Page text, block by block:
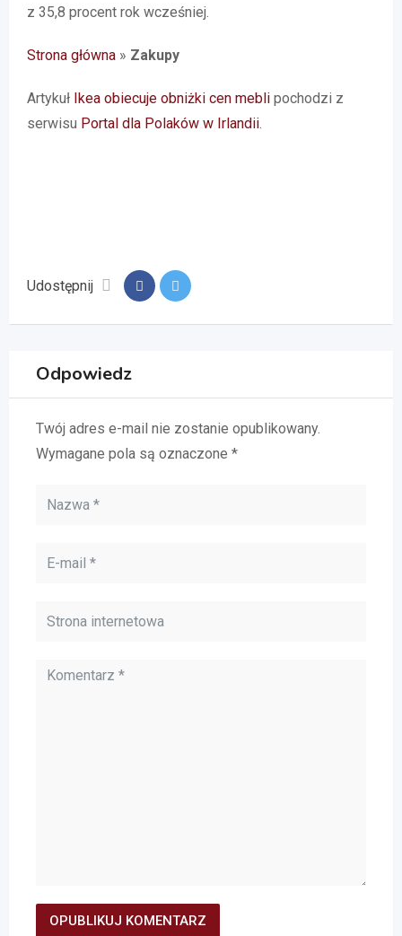
z 35,8 procent rok wcześniej.
Strona główna » Zakupy
Artykuł Ikea obiecuje obniżki cen mebli pochodzi z
serwisu Portal dla Polaków w Irlandii
Udostępnij
Odpowiedz
Twój adres e-mail nie zostanie opublikowany.
Wymagane pola są oznaczone *